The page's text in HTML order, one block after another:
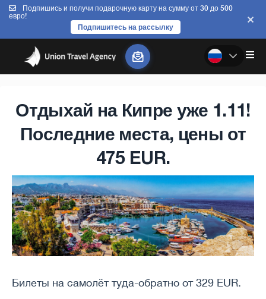
Подпишись и получи подарочную карту на сумму от 30 до 500
евро!
Подпишитесь на рассылку
Отдыхай на Кипре уже 1.11!
Последние места, цены от
475 EUR.
Билеты на самолёт туда-обратно от 329 EUR.